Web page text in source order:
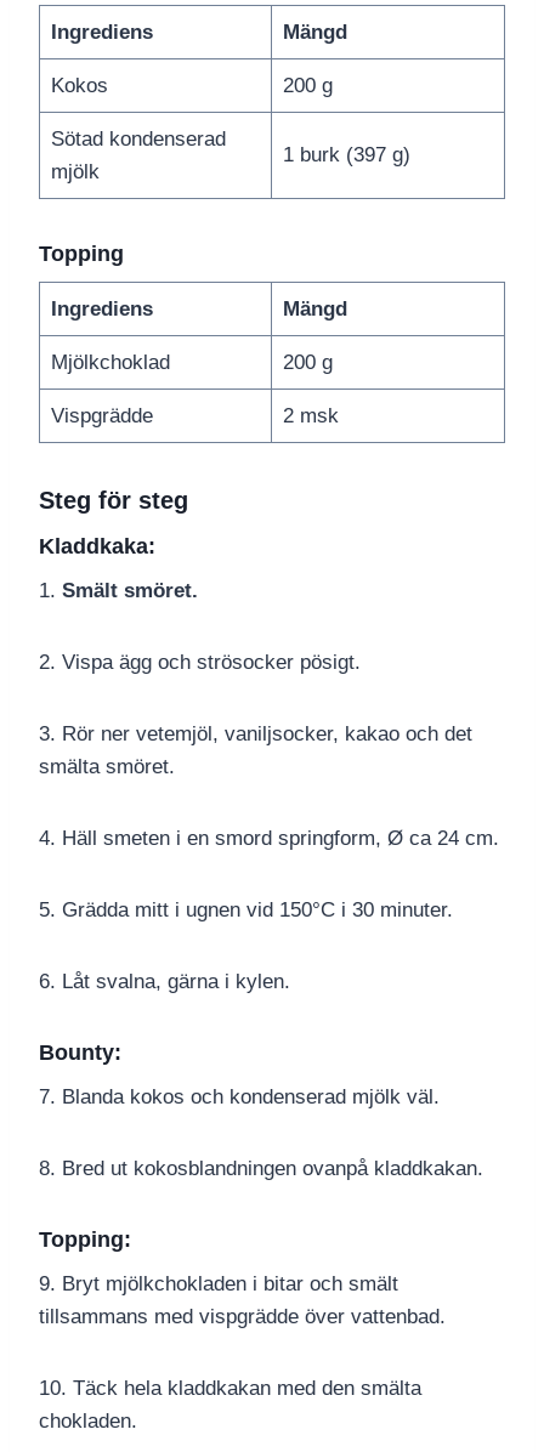
Ingrediens Mängd
Kokos 200 g
Sötad kondenserad
mjölk
1 burk (397 g)
Topping
Ingrediens Mängd
Mjölkchoklad 200 g
Vispgrädde 2 msk
Steg för steg
Kladdkaka:
1. Smält smöret.
2. Vispa ägg och strösocker pösigt.
3. Rör ner vetemjöl, vaniljsocker, kakao och det
smälta smöret.
4. Häll smeten i en smord springform, Ø ca 24 cm.
5. Grädda mitt i ugnen vid 150°C i 30 minuter.
6. Låt svalna, gärna i kylen.
Bounty:
7. Blanda kokos och kondenserad mjölk väl.
8. Bred ut kokosblandningen ovanpå kladdkakan.
Topping:
9. Bryt mjölkchokladen i bitar och smält
tillsammans med vispgrädde över vattenbad.
10. Täck hela kladdkakan med den smälta
chokladen.